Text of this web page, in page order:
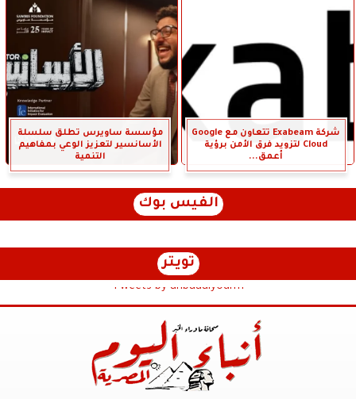
شركة Exabeam تتعاون مع Google
Cloud لتزويد فرق الأمن برؤية
أعمق...
مؤسسة ساويرس تطلق سلسلة
الأسانسير لتعزيز الوعي بمفاهيم
التنمية
الفيس بوك
تويتر
Tweets by anbaaalyoum1